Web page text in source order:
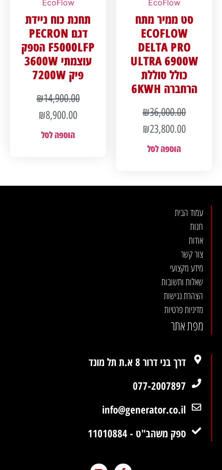
EcoFlow
סט ממיר מתח
ECOFLOW
DELTA PRO
ULTRA 6900W
כולל סוללת
הרחברה 6KWH
₪36,000.00
₪23,800.00
הוספה לסל
EcoFlow
תחנת כוח ניידת
דגם PECRON
F5000LFP הספק
עוצמתי 3600W
פיק 7200W
₪14,900.00
₪8,900.00
הוספה לסל
עמוד הבית
חנות
אודות
צור קשר
מידע מקצועי
שאלות ותשובות
הצהרת נגישות
מדיניות פרטיות
מפת אתר
דרך בני דרור 8 א.ת תל מונד
077-2007897
info@generator.co.il
ספק משהב"ט - 11010884